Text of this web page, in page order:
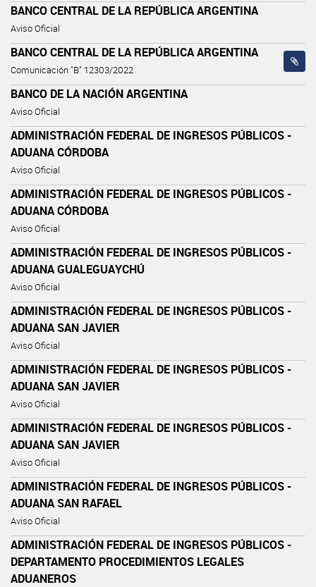
BANCO CENTRAL DE LA REPÚBLICA ARGENTINA
Aviso Oficial
BANCO CENTRAL DE LA REPÚBLICA ARGENTINA
Comunicación "B" 12303/2022
BANCO DE LA NACIÓN ARGENTINA
Aviso Oficial
ADMINISTRACIÓN FEDERAL DE INGRESOS PÚBLICOS -
ADUANA CÓRDOBA
Aviso Oficial
ADMINISTRACIÓN FEDERAL DE INGRESOS PÚBLICOS -
ADUANA CÓRDOBA
Aviso Oficial
ADMINISTRACIÓN FEDERAL DE INGRESOS PÚBLICOS -
ADUANA GUALEGUAYCHÚ
Aviso Oficial
ADMINISTRACIÓN FEDERAL DE INGRESOS PÚBLICOS -
ADUANA SAN JAVIER
Aviso Oficial
ADMINISTRACIÓN FEDERAL DE INGRESOS PÚBLICOS -
ADUANA SAN JAVIER
Aviso Oficial
ADMINISTRACIÓN FEDERAL DE INGRESOS PÚBLICOS -
ADUANA SAN JAVIER
Aviso Oficial
ADMINISTRACIÓN FEDERAL DE INGRESOS PÚBLICOS -
ADUANA SAN RAFAEL
Aviso Oficial
ADMINISTRACIÓN FEDERAL DE INGRESOS PÚBLICOS -
DEPARTAMENTO PROCEDIMIENTOS LEGALES
ADUANEROS